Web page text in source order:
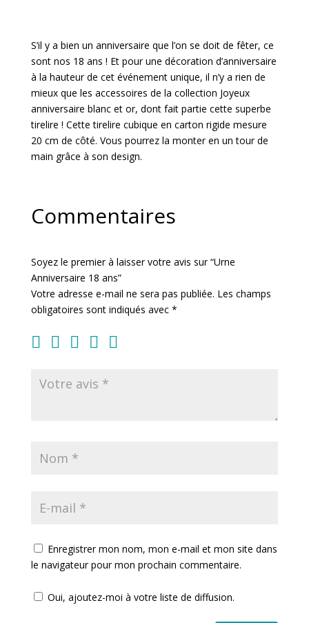
S’il y a bien un anniversaire que l’on se doit de fêter, ce
sont nos 18 ans ! Et pour une décoration d’anniversaire
à la hauteur de cet événement unique, il n’y a rien de
mieux que les accessoires de la collection Joyeux
anniversaire blanc et or, dont fait partie cette superbe
tirelire ! Cette tirelire cubique en carton rigide mesure
20 cm de côté. Vous pourrez la monter en un tour de
main grâce à son design.
Commentaires
Soyez le premier à laisser votre avis sur “Urne
Anniversaire 18 ans”
Votre adresse e-mail ne sera pas publiée. Les champs
obligatoires sont indiqués avec *
Enregistrer mon nom, mon e-mail et mon site dans
le navigateur pour mon prochain commentaire.
Oui, ajoutez-moi à votre liste de diffusion.